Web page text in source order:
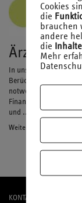
Ärztebrief I
In unserem neuen
Berücksichtigung von
notwendigen
Finanzverwaltung
und ...
Weiterlesen
KONTAKT
Cookies
die
brauchen
andere
die Inhalte
Mehr